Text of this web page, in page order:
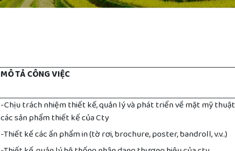
MÔ TẢ CÔNG VIỆC
-Chịu trách nhiệm thiết kế, quản lý và phát triển về mặt mỹ thuật
các sản phẩm thiết kế của Cty
-Thiết kế các ấn phẩm in (tờ rơi, brochure, poster, bandroll, v.v..)